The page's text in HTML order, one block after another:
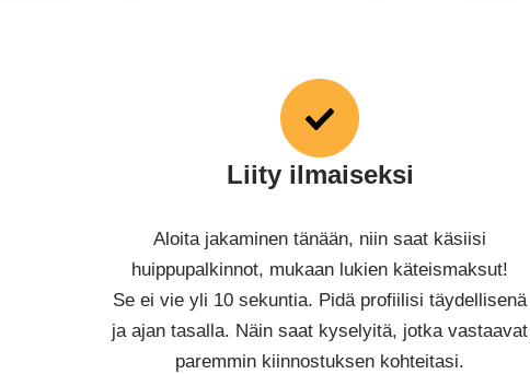
Liity ilmaiseksi
Aloita jakaminen tänään, niin saat käsiisi
huippupalkinnot, mukaan lukien käteismaksut!
Se ei vie yli 10 sekuntia. Pidä profiilisi täydellisenä
ja ajan tasalla. Näin saat kyselyitä, jotka vastaavat
paremmin kiinnostuksen kohteitasi.